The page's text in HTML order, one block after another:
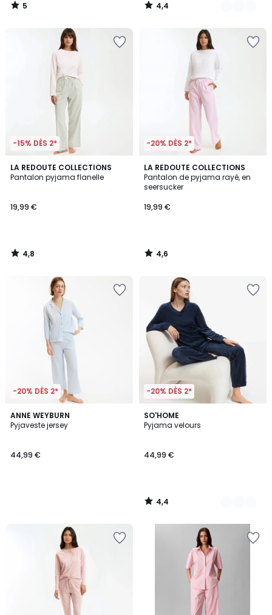
5
/
4,4
/
-15% DÈS 2*
LA REDOUTE COLLECTIONS
Pantalon pyjama flanelle
19,99 €
4,8
/ 5
4,8
/
-20% DÈS 2*
LA REDOUTE COLLECTIONS
Pantalon de pyjama rayé, en
seersucker
19,99 €
4,6
/ 5
4,6
/
-20% DÈS 2*
ANNE WEYBURN
Pyjaveste jersey
44,99 €
-20% DÈS 2*
SO'HOME
Pyjama velours
44,99 €
4,4
/ 5
2
Couleurs
4,4
/